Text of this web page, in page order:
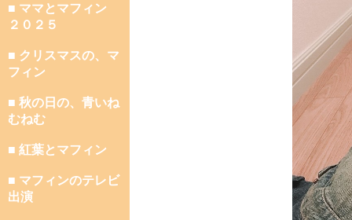
■ ママとマフィン
２０２５
■ クリスマスの、マ
フィン
■ 秋の日の、青いね
むねむ
■ 紅葉とマフィン
■ マフィンのテレビ
出演